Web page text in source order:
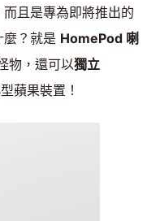
而且是專為即將推出的
？就是 HomePod 喇
物，還可以獨立
蘋果裝置！